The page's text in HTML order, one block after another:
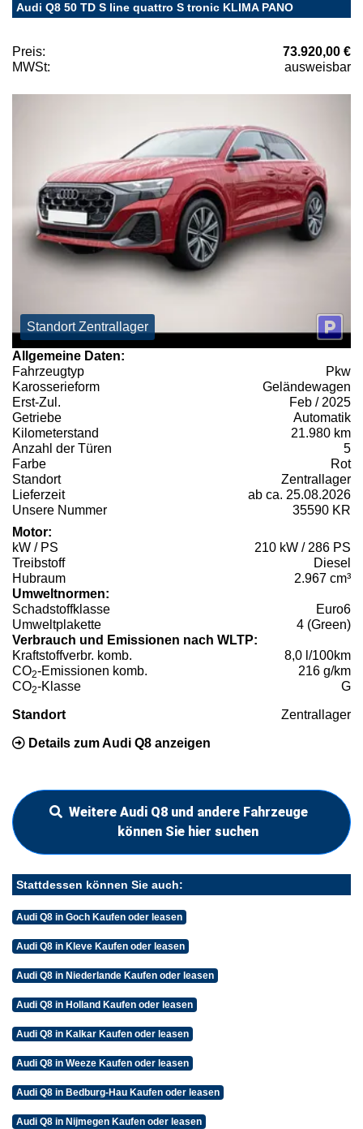
Audi Q8 50 TD S line quattro S tronic KLIMA PANO
Preis:
73.920,00 €
MWSt:
ausweisbar
Standort Zentrallager
Allgemeine Daten:
Fahrzeugtyp
Pkw
Karosserieform
Geländewagen
Erst-Zul.
Feb / 2025
Getriebe
Automatik
Kilometerstand
21.980 km
Anzahl der Türen
5
Farbe
Rot
Standort
Zentrallager
Lieferzeit
ab ca. 25.08.2026
Unsere Nummer
35590 KR
Motor:
kW / PS
210 kW / 286 PS
Treibstoff
Diesel
Hubraum
2.967 cm³
Umweltnormen:
Schadstoffklasse
Euro6
Umweltplakette
4 (Green)
Verbrauch und Emissionen nach WLTP:
Kraftstoffverbr. komb.
8,0 l/100km
CO2-Emissionen komb.
216 g/km
CO2-Klasse G
Standort Zentrallager
Details zum Audi Q8 anzeigen
Weitere Audi Q8 und andere Fahrzeuge
können Sie hier suchen
Stattdessen können Sie auch:
Audi Q8 in Goch Kaufen oder leasen
Audi Q8 in Kleve Kaufen oder leasen
Audi Q8 in Niederlande Kaufen oder leasen
Audi Q8 in Holland Kaufen oder leasen
Audi Q8 in Kalkar Kaufen oder leasen
Audi Q8 in Weeze Kaufen oder leasen
Audi Q8 in Bedburg-Hau Kaufen oder leasen
Audi Q8 in Nijmegen Kaufen oder leasen